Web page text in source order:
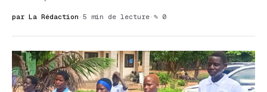
par La Rédaction · 5 min de lecture · ✎ 0